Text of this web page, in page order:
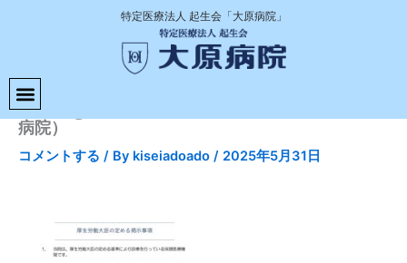
ス
ッ
特定医療法人 起生会「大原病院」
【PDF①】厚生労働大臣の定める掲示事項（大原
病院）
コメントする / By kiseiadoado / 2025年5月31日